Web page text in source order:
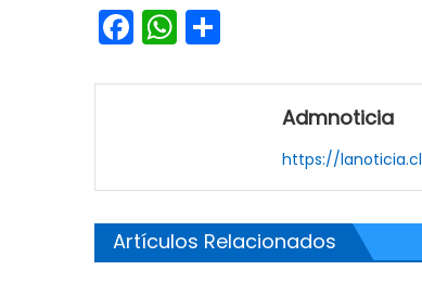
Facebook
WhatsApp
Admnoticia
https://lanoticia.cl
Artículos Relacionados